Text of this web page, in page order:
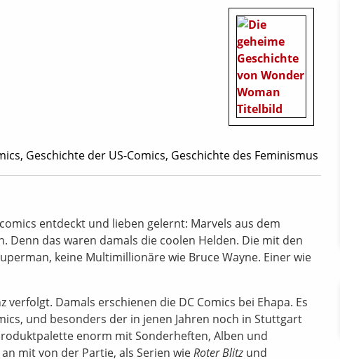
Geschichte der US-Comics, Geschichte des Feminismus
entdeckt und lieben gelernt: Marvels aus dem
Denn das waren damals die coolen Helden. Die mit den
keine Multimillionäre wie Bruce Wayne. Einer wie
Damals erschienen die DC Comics bei Ehapa. Es
und besonders der in jenen Jahren noch in Stuttgart
enorm mit Sonderheften, Alben und
mit von der Partie, als Serien wieRoter Blitz und